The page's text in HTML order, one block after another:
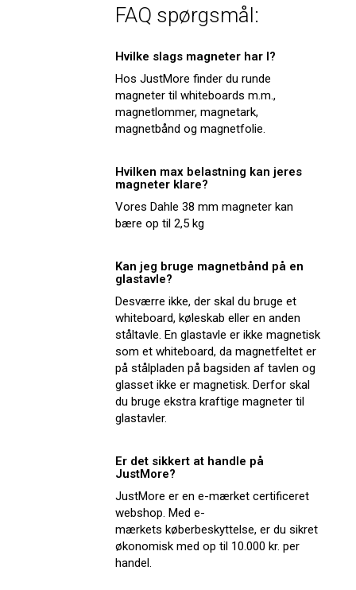
FAQ spørgsmål:
Hvilke slags magneter har I?
Hos JustMore finder du runde
magneter til whiteboards m.m.,
magnetlommer, magnetark,
magnetbånd og magnetfolie.
Hvilken max belastning kan jeres
magneter klare?
Vores Dahle 38 mm magneter kan
bære op til 2,5 kg
Kan jeg bruge magnetbånd på en
glastavle?
Desværre ikke, der skal du bruge et
whiteboard, køleskab eller en anden
ståltavle. En glastavle er ikke magnetisk
som et whiteboard, da magnetfeltet er
på stålpladen på bagsiden af tavlen og
glasset ikke er magnetisk. Derfor skal
du bruge ekstra kraftige magneter til
glastavler.
Er det sikkert at handle på
JustMore?
JustMore er en e-mærket certificeret
webshop. Med e-
mærkets køberbeskyttelse, er du sikret
økonomisk med op til 10.000 kr. per
handel.